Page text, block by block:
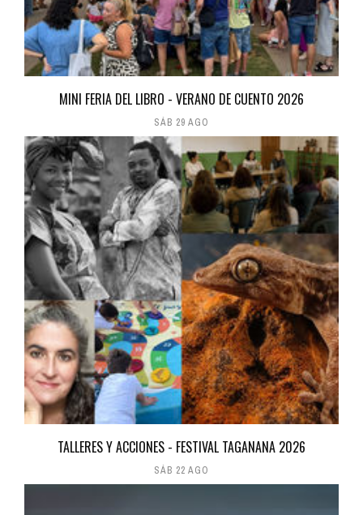
MINI FERIA DEL LIBRO - VERANO DE CUENTO 2026
SÁB 29 AGO
TALLERES Y ACCIONES - FESTIVAL TAGANANA 2026
SÁB 22 AGO